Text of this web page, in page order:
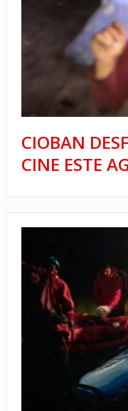
CIOBAN
CINE ESTE